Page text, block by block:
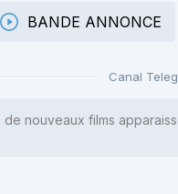
BANDE ANNONCE
Canal
nouveaux films